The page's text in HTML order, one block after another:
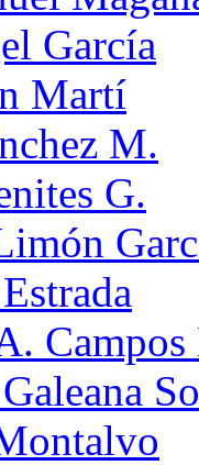
García
Martí
M.
G.